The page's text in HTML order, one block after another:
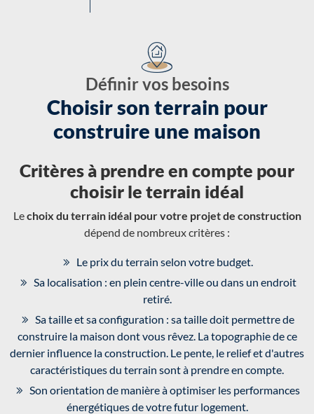
Définir vos besoins
Choisir son terrain pour
construire une maison
Critères à prendre en compte pour
choisir le terrain idéal
Lechoix du terrain idéal pour votre projet de construction
dépend de nombreux critères :
Le prix du terrain selon votre budget.
Sa localisation : en plein centre-ville ou dans un endroit
retiré.
Sa taille et sa configuration : sa taille doit permettre de
construire la maison dont vous rêvez. La topographie de ce
dernier influence la construction. Le pente, le relief et d'autres
caractéristiques du terrain sont à prendre en compte.
Son orientation de manière à optimiser les performances
énergétiques de votre futur logement.